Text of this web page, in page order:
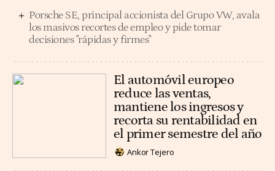
Porsche SE, principal accionista del Grupo VW, avala
los masivos recortes de empleo y pide tomar
decisiones "rápidas y firmes"
El automóvil europeo
reduce las ventas,
mantiene los ingresos y
recorta su rentabilidad en
el primer semestre del año
Ankor Tejero